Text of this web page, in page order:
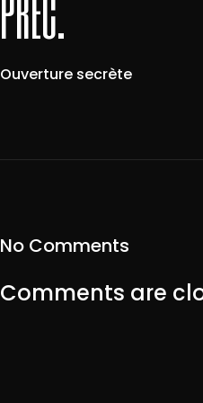
Ouverture secrète
No Comments
Comments are